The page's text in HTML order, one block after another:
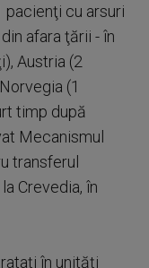
pacienţi cu arsuri
afara ţării - în
Austria (2
(1
timp după
Mecanismul
transferul
Crevedia, în
în unităţi